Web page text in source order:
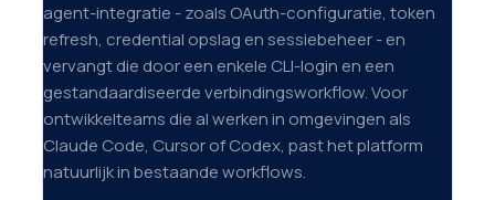
agent-integratie - zoals OAuth-configuratie, token
refresh, credential opslag en sessiebeheer - en
vervangt die door een enkele CLI-login en een
gestandaardiseerde verbindingsworkflow. Voor
ontwikkelteams die al werken in omgevingen als
Claude Code, Cursor of Codex, past het platform
natuurlijk in bestaande workflows.